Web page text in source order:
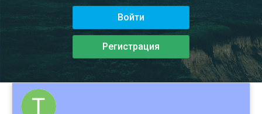
Войти
Регистрация